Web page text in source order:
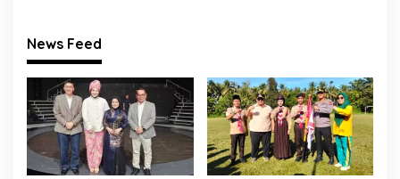
News Feed